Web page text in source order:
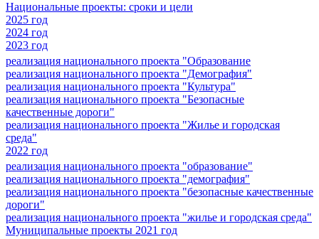
Национальные проекты: сроки и цели
2025 год
2024 год
2023 год
реализация национального проекта "Образование
реализация национального проекта "Демография"
реализация национального проекта "Культура"
реализация национального проекта "Безопасные
качественные дороги"
реализация национального проекта "Жилье и городская
среда"
2022 год
реализация национального проекта "образование"
реализация национального проекта "демография"
реализация национального проекта "безопасные качественные
дороги"
реализация национального проекта "жилье и городская среда"
Муниципальные проекты 2021 год